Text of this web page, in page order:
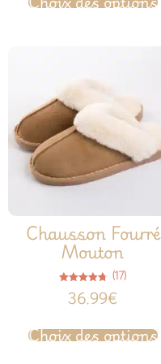
Chausson Fourré
Mouton
4.65
sur 5
(17)
36.99€
Choix des options